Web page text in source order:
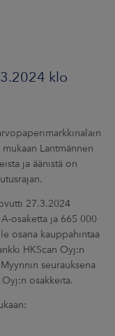
klo
Lantmännen
ja äänistä on
27.3.2024
osaketta ja 665 000
osana kauppahintaa
HKScan Oyj:n
seurauksena
osakkeita.